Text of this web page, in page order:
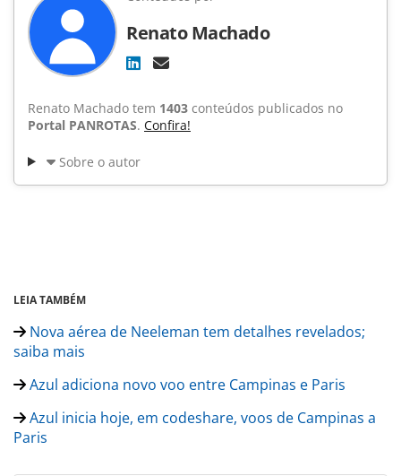
Renato Machado
Renato Machado tem 1403 conteúdos publicados no
Portal PANROTAS. Confira!
Sobre o autor
LEIA TAMBÉM
Nova aérea de Neeleman tem detalhes revelados;
saiba mais
Azul adiciona novo voo entre Campinas e Paris
Azul inicia hoje, em codeshare, voos de Campinas a
Paris